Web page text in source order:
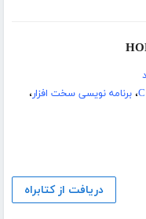
،برنامه نویسی سخت افزار،
دریافت از کتابراه